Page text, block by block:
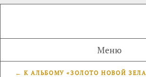
Меню
← К АЛЬБОМУ «ЗОЛОТО НОВОЙ